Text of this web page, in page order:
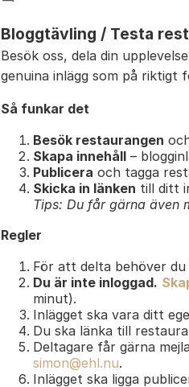
Bloggtävling / Testa
Besök oss, dela din
genuina inlägg som på riktigt
Så funkar det
Besök restaurangen
Skapa innehåll –
Publicera och tagga
Skicka in länken till ditt
Tips: Du får gärna även
Regler
För att delta behöver
Du är inte inloggad.
minut).
Inlägget ska vara ditt
Du ska länka till
Deltagare får gärna
simon@ehl.nu.
Inlägget ska ligga